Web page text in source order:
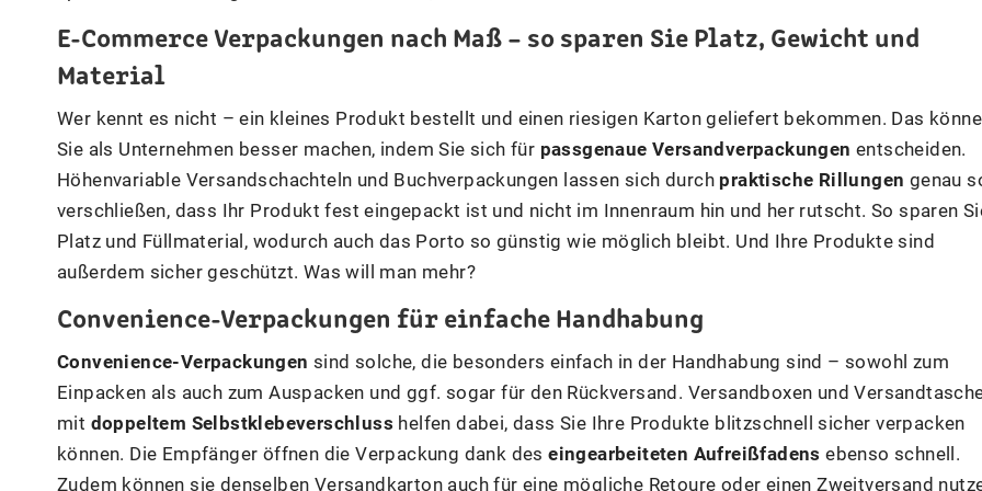
E-Commerce Verpackungen nach Maß – so sparen Sie Platz, Gewicht und
Material
Wer kennt es nicht – ein kleines Produkt bestellt und einen riesigen Karton geliefert bekommen. Das
Sie als Unternehmen besser machen, indem Sie sich für passgenaue Versandverpackungen entscheiden.
Höhenvariable Versandschachteln und Buchverpackungen lassen sich durch praktische Rillungen genau
verschließen, dass Ihr Produkt fest eingepackt ist und nicht im Innenraum hin und her rutscht. So sparen
Platz und Füllmaterial, wodurch auch das Porto so günstig wie möglich bleibt. Und Ihre Produkte sind
außerdem sicher geschützt. Was will man mehr?
Convenience-Verpackungen für einfache Handhabung
Convenience-Verpackungen sind solche, die besonders einfach in der Handhabung sind – sowohl zum
Einpacken als auch zum Auspacken und ggf. sogar für den Rückversand. Versandboxen und
mit doppeltem Selbstklebeverschluss helfen dabei, dass Sie Ihre Produkte blitzschnell sicher verpacken
können. Die Empfänger öffnen die Verpackung dank deseingearbeiteten Aufreißfadensebenso schnell.
Zudem können sie denselben Versandkarton auch für eine mögliche Retoure oder einen Zweitversand